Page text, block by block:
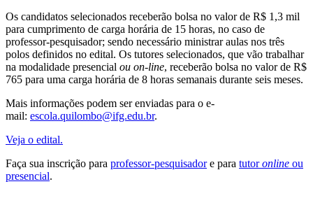
Os candidatos selecionados receberão bolsa no valor de R$ 1,3 mil
para cumprimento de carga horária de 15 horas, no caso de
professor-pesquisador; sendo necessário ministrar aulas nos três
polos definidos no edital. Os tutores selecionados, que vão trabalhar
na modalidade presencial ou on-line, receberão bolsa no valor de R$
765 para uma carga horária de 8 horas semanais durante seis meses.
Mais informações podem ser enviadas para o e-
mail: escola.quilombo@ifg.edu.br.
Veja o edital.
Faça sua inscrição para professor-pesquisadore para tutoronline ou
presencial.